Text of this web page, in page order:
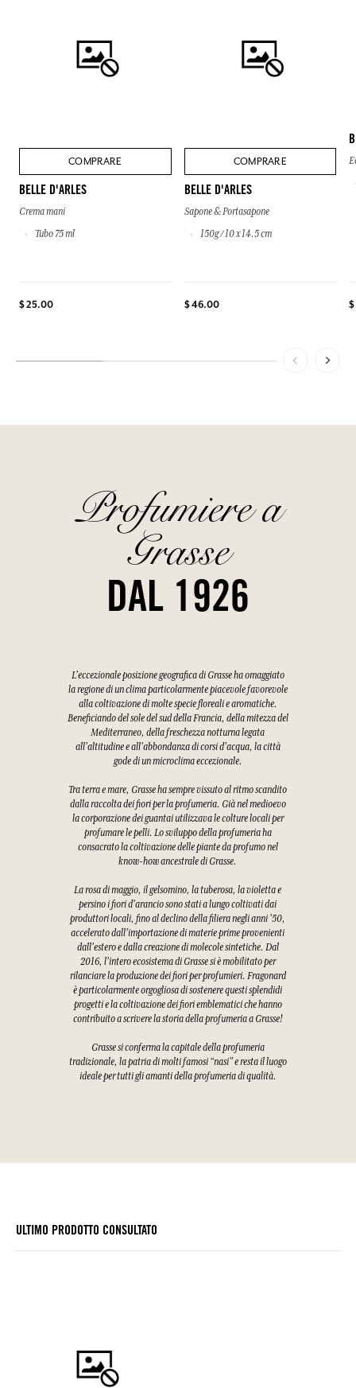
COMPRARE
BELLE D'ARLES
Crema mani
Tubo 75 ml
$ 25.00
COMPRARE
BELLE D'ARLES
Sapone & Portasapone
150g / 10 x 14.5 cm
$ 46.00
Profumiere a
Grasse
DAL 1926
L'eccezionale posizione geografica di Grasse ha omaggiato
la regione di un clima particolarmente piacevole favorevole
alla coltivazione di molte specie floreali e aromatiche.
Beneficiando del sole del sud della Francia, della mitezza del
Mediterraneo, della freschezza notturna legata
all'altitudine e all'abbondanza di corsi d'acqua, la città
gode di un microclima eccezionale.
Tra terra e mare, Grasse ha sempre vissuto al ritmo scandito
dalla raccolta dei fiori per la profumeria. Già nel medioevo
la corporazione dei guantai utilizzava le colture locali per
profumare le pelli. Lo sviluppo della profumeria ha
consacrato la coltivazione delle piante da profumo nel
know-how ancestrale di Grasse.
La rosa di maggio, il gelsomino, la tuberosa, la violetta e
persino i fiori d'arancio sono stati a lungo coltivati dai
produttori locali, fino al declino della filiera negli anni '50,
accelerato dall'importazione di materie prime provenienti
dall'estero e dalla creazione di molecole sintetiche. Dal
2016, l'intero ecosistema di Grasse si è mobilitato per
rilanciare la produzione dei fiori per profumieri. Fragonard
è particolarmente orgogliosa di sostenere questi splendidi
progetti e la coltivazione dei fiori emblematici che hanno
contribuito a scrivere la storia della profumeria a Grasse!
Grasse si conferma la capitale della profumeria
tradizionale, la patria di molti famosi “nasi” e resta il luogo
ideale per tutti gli amanti della profumeria di qualità.
ULTIMO PRODOTTO CONSULTATO